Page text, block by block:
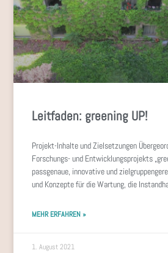
Leitfaden: greening UP!
Projekt-Inhalte und Zielsetzungen
Forschungs- und Entwicklungsprojekts
passgenaue, innovative und
und Konzepte für die Wartung, die
MEHR ERFAHREN »
1. August 2021